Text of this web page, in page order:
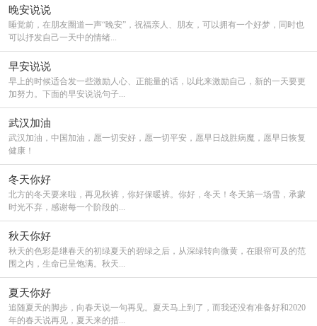
晚安说说
睡觉前，在朋友圈道一声“晚安”，祝福亲人、朋友，可以拥有一个好梦，同时也
可以抒发自己一天中的情绪...
早安说说
早上的时候适合发一些激励人心、正能量的话，以此来激励自己，新的一天要更
加努力。下面的早安说说句子...
武汉加油
武汉加油，中国加油，愿一切安好，愿一切平安，愿早日战胜病魔，愿早日恢复
健康！
冬天你好
北方的冬天要来啦，再见秋裤，你好保暖裤。你好，冬天！冬天第一场雪，承蒙
时光不弃，感谢每一个阶段的...
秋天你好
秋天的色彩是继春天的初绿夏天的碧绿之后，从深绿转向微黄，在眼帘可及的范
围之内，生命已呈饱满。秋天...
夏天你好
追随夏天的脚步，向春天说一句再见。夏天马上到了，而我还没有准备好和2020
年的春天说再见，夏天来的措...